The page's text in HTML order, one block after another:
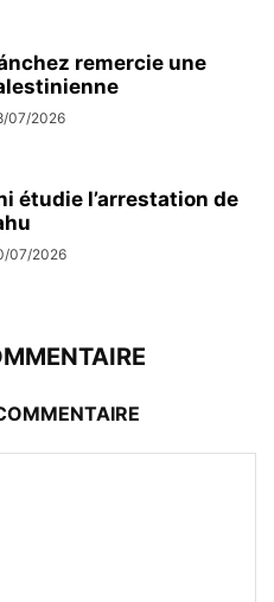
remercie une
07/2026
étudie l’arrestation de
07/2026